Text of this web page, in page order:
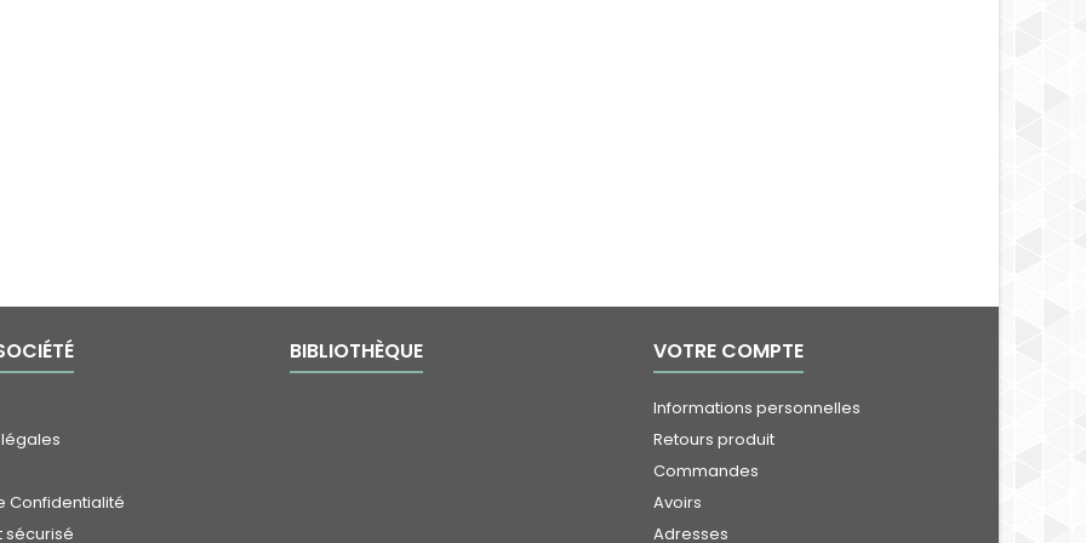
Confidentialité
sécurisé
BIBLIOTHÈQUE VOTRE COMPTE
Informations personnelles
Retours produit
Commandes
Avoirs
Adresses